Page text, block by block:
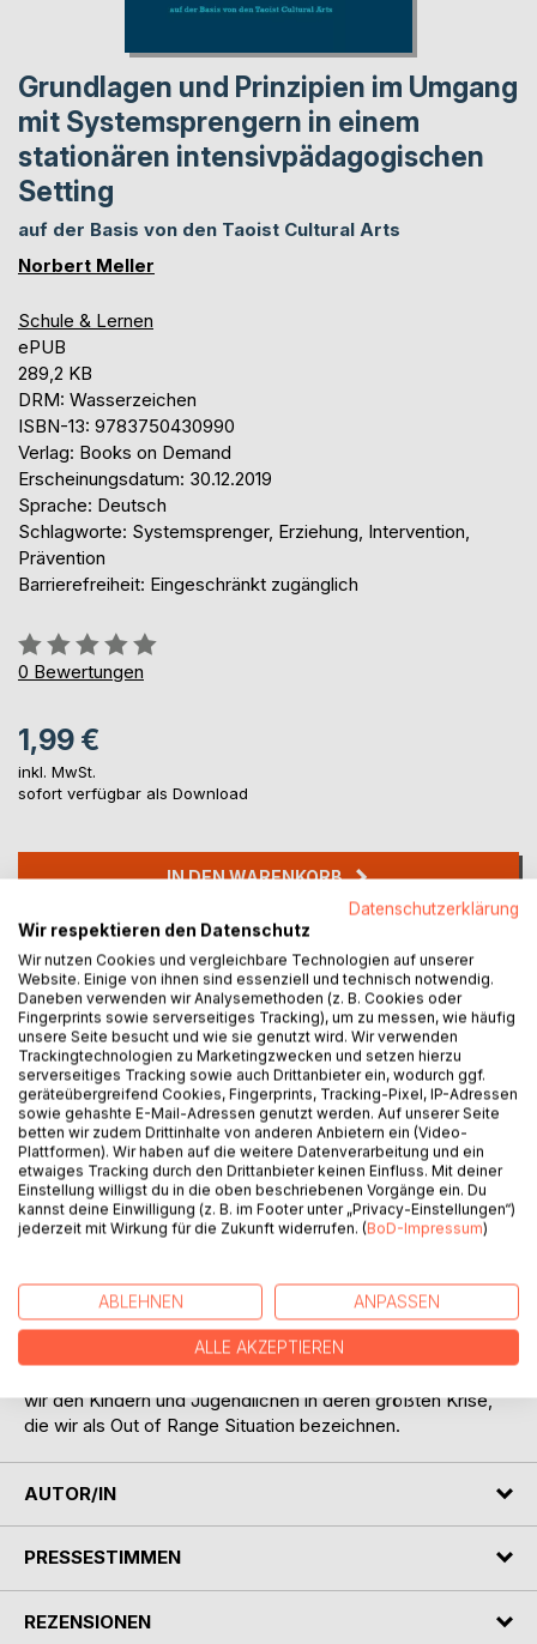
Grundlagen und Prinzipien im Umgang
mit Systemsprengern in einem
stationären intensivpädagogischen
Setting
auf der Basis von den Taoist Cultural Arts
Norbert Meller
Schule & Lernen
ePUB
289,2 KB
DRM: Wasserzeichen
ISBN-13: 9783750430990
Verlag: Books on Demand
Erscheinungsdatum: 30.12.2019
Sprache: Deutsch
Schlagworte: Systemsprenger, Erziehung, Intervention,
Prävention
Barrierefreiheit: Eingeschränkt zugänglich
Bewertung::
0%
0 Bewertungen
1,99 €
inkl. MwSt.
sofort verfügbar als Download
IN DEN WARENKORB
Auf die Merkliste
Titel bewerten
BESCHREIBUNG
Erstmalig wurde in einem stationären
Arts angewendet und im Alltag praktiziert. In den so
genannten Out of Range Situationen wurde die
Interventionsstrategie der TCA auch zur körperlichen
wir den Kindern und Jugendlichen in deren größten Krise,
die wir als Out of Range Situation bezeichnen.
AUTOR/IN
PRESSESTIMMEN
REZENSIONEN
Datenschutzerklärung
Wir respektieren den Datenschutz
Wir nutzen Cookies und vergleichbare Technologien auf unserer
Website. Einige von ihnen sind essenziell und technisch notwendig.
Daneben verwenden wir Analysemethoden (z. B. Cookies oder
Fingerprints sowie serverseitiges Tracking), um zu messen, wie häufig
unsere Seite besucht und wie sie genutzt wird. Wir verwenden
Trackingtechnologien zu Marketingzwecken und setzen hierzu
serverseitiges Tracking sowie auch Drittanbieter ein, wodurch ggf.
geräteübergreifend Cookies, Fingerprints, Tracking-Pixel, IP-Adressen
sowie gehashte E-Mail-Adressen genutzt werden. Auf unserer Seite
betten wir zudem Drittinhalte von anderen Anbietern ein (Video-
Plattformen). Wir haben auf die weitere Datenverarbeitung und ein
etwaiges Tracking durch den Drittanbieter keinen Einfluss. Mit deiner
Einstellung willigst du in die oben beschriebenen Vorgänge ein. Du
kannst deine Einwilligung (z. B. im Footer unter „Privacy-Einstellungen“)
jederzeit mit Wirkung für die Zukunft widerrufen. (BoD-Impressum)
ABLEHNEN ANPASSEN
ALLE AKZEPTIEREN